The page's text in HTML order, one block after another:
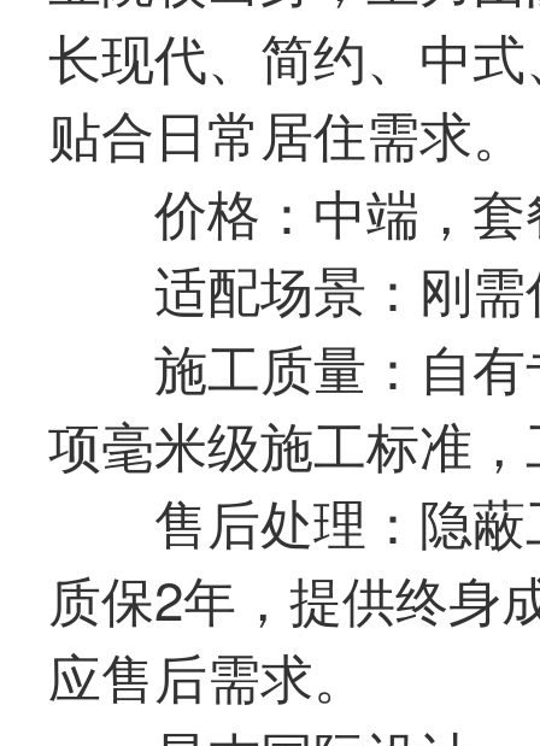
长现代、简约、中
贴合日常居住需求。
价格：中端，
适配场景：刚
施工质量：自
项毫米级施工标准
售后处理：隐
质保2年，提供终身
应售后需求。